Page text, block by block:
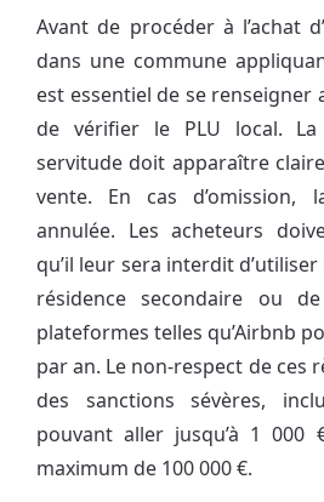
Avant de procéder à l’achat
dans une commune
est essentiel de se
de vérifier le PLU local.
servitude doit apparaître
vente. En cas
annulée. Les acheteurs
qu’il leur sera interdit
résidence secondaire ou
plateformes telles qu’Airbnb
par an. Le non-respect de ces
des sanctions sévères,
pouvant aller jusqu’à 1 000
maximum de 100 000 €.